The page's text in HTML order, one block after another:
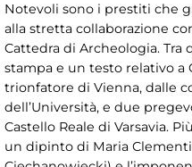
Notevoli sono i prestiti che
alla stretta collaborazione
Cattedra di Archeologia. Tra
stampa e un testo relativo a
trionfatore di Vienna, dalle
dell’Università, e due
Castello Reale di Varsavia.
un dipinto di Maria